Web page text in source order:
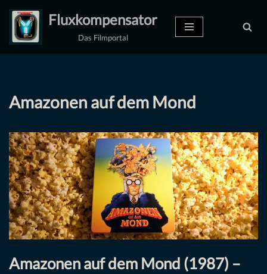
Zum
Inhalt
Fluxkompensator
Das Filmportal
Amazonen auf dem Mond
Amazonen auf dem Mond (1987) –